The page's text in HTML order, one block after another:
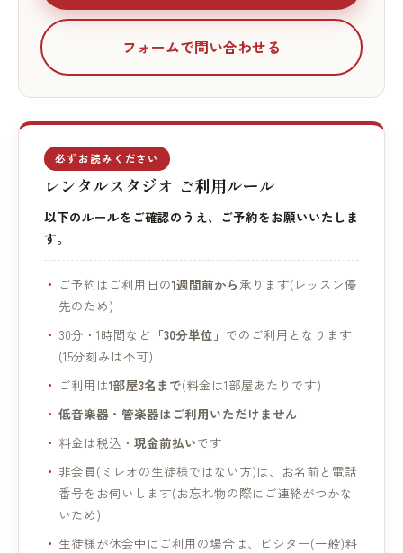
フォームで問い合わせる
必ずお読みください
レンタルスタジオ ご利用ルール
以下のルールをご確認のうえ、ご予約をお願いいたしま
す。
ご予約はご利用日の1週間前から 承ります(レッスン優
先のため)
30分・1時間など 「30分単位」 でのご利用となります
(15分刻みは不可)
ご利用は1部屋3名まで(料金は1部屋あたりです)
低音楽器・管楽器はご利用いただけません
料金は税込・ 現金前払いです
非会員(ミレオの生徒様ではない方)は、お名前と電話
番号をお伺いします(お忘れ物の際にご連絡がつかな
いため)
生徒様が休会中にご利用の場合は、ビジター(一般)料